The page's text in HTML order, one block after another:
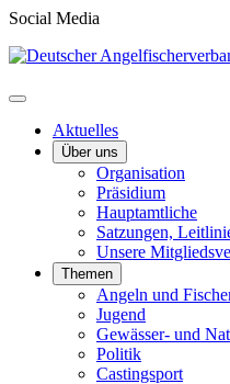
Social Media
Aktuelles
Über uns
Organisation
Präsidium
Hauptamtliche
Satzungen,
Unsere
Themen
Angeln und
Jugend
Gewässer- und
Politik
Castingsport